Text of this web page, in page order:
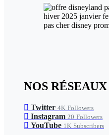
NOS
Twitter 4K Followers
Instagram 20 Followers
YouTube 1K Subscribers